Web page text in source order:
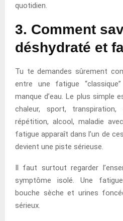
quotidien.
3. Comment
déshydraté et
Tu te demandes sûrement
entre une fatigue
manque d’eau. Le plus simple
chaleur, sport,
répétition, alcool, maladie
fatigue apparaît dans l’un de
devient une piste sérieuse.
Il faut surtout regarder
symptôme isolé. Une
bouche sèche et urines
sérieux.